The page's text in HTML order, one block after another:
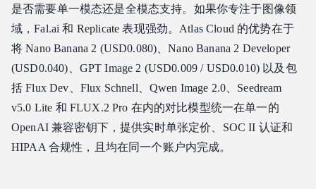
是否需要单一模态还是全模态支持。如果你专注于图像领
域，Fal.ai 和 Replicate 表现强劲。Atlas Cloud 的优势在于
将 Nano Banana 2 (USD0.080)、Nano Banana 2 Developer
(USD0.040)、GPT Image 2 (USD0.009 / USD0.010) 以及包
括 Flux Dev、Flux Schnell、Qwen Image 2.0、Seedream
v5.0 Lite 和 FLUX.2 Pro 在内的对比模型统一在单一的
OpenAI 兼容密钥下，提供实时单张定价、SOC II 认证和
HIPAA 合规性，且均在同一个账户内完成。